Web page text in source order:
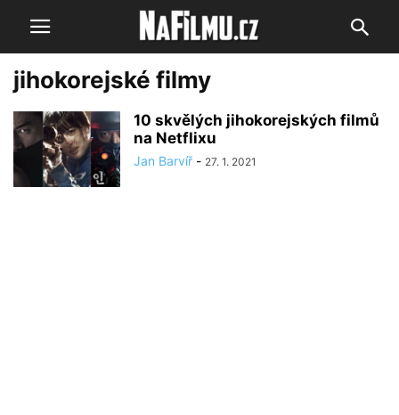
jihokorejské filmy
10 skvělých jihokorejských filmů
na Netflixu
Jan Barvíř - 27. 1. 2021